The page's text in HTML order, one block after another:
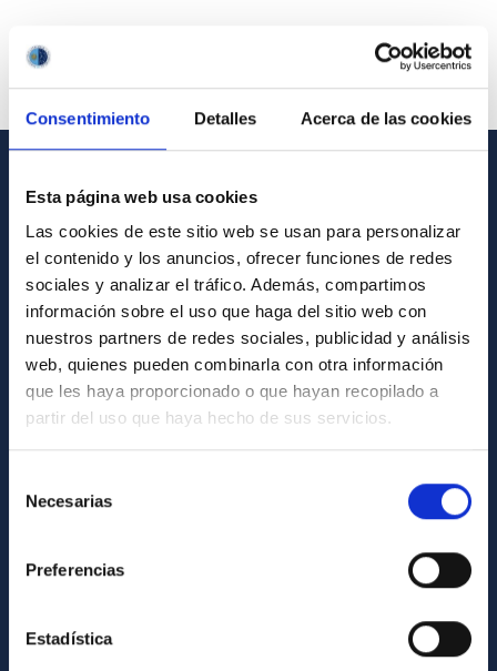
Consentimiento Detalles Acerca de las cookies
Esta página web usa cookies
Las cookies de este sitio web se usan para personalizar
el contenido y los anuncios, ofrecer funciones de redes
sociales y analizar el tráfico. Además, compartimos
información sobre el uso que haga del sitio web con
nuestros partners de redes sociales, publicidad y análisis
web, quienes pueden combinarla con otra información
que les haya proporcionado o que hayan recopilado a
partir del uso que haya hecho de sus servicios.
Necesarias
Preferencias
Estadística
INFORMACIÓN GENERAL
Contacto
Cómo llegar al IAC
Directorio de personal
Biblioteca
Registro general
INFORMACIÓN INSTITUCIONAL
Legislación
Código ético y política antifraude
Forever IAC